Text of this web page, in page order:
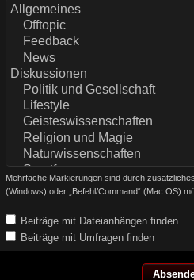
Mehrfache Markierungen sind durch
(Windows) oder „Befehl/Command“ (Mac OS)
Beiträge mit Dateianhängen finden
Beiträge mit Umfragen finden